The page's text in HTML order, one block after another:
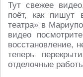
Тут свежее
поёт, как пишут
театра» в
видео
восстановление,
теперь
отделочные